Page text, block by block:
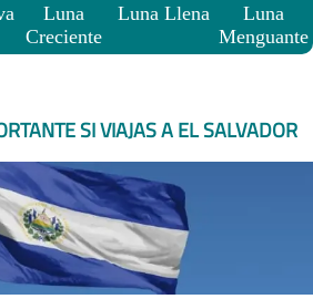
Luna
Creciente
Luna Llena
Luna
Menguante
SI VIAJAS A EL SALVADOR